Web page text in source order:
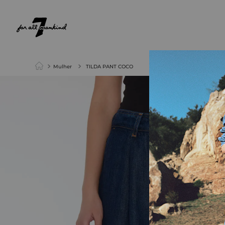
Mulher TILDA PANT COCO